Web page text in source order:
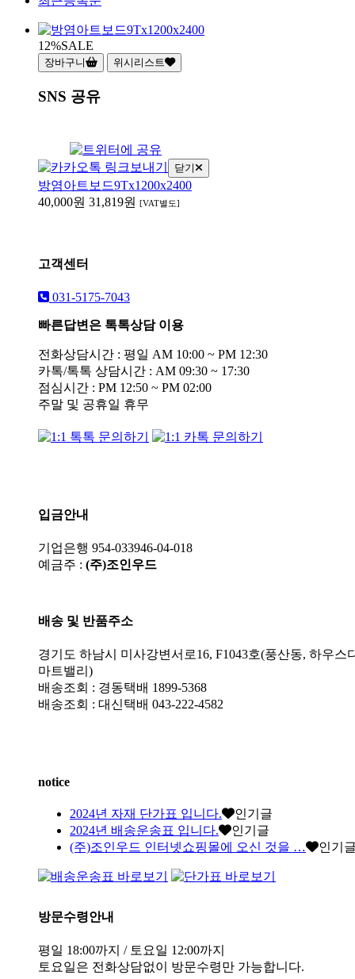
12%SALE
장바구니 위시리스트
SNS 공유
닫기
방염아트보드9Tx1200x2400
40,000원 31,819원 [VAT별도]
고객센터
031-5175-7043
빠른답변은 톡톡상담 이용
전화상담시간 : 평일 AM 10:00 ~ PM 12:30
카톡/톡톡 상담시간 : AM 09:30 ~ 17:30
점심시간 : PM 12:50 ~ PM 02:00
주말 및 공휴일 휴무
입금안내
기업은행 954-033946-04-018
예금주 : (주)조인우드
배송 및 반품주소
경기도 하남시 미사강변서로16, F1043호(풍산동, 하우스
마트밸리)
배송조회 : 경동택배 1899-5368
배송조회 : 대신택배 043-222-4582
notice
2024년 자재 단가표 입니다.
인기글
2024년 배송운송표 입니다.
인기글
(주)조인우드 인터넷쇼핑몰에 오신 것을 …
인기
방문수령안내
평일 18:00까지 / 토요일 12:00까지
토요일은 전화상담없이 방문수령만 가능합니다.